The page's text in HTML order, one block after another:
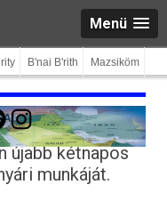
Menü
B'nai B'rith Mazsiköm
Instagram
újabb kétnapos
munkáját.